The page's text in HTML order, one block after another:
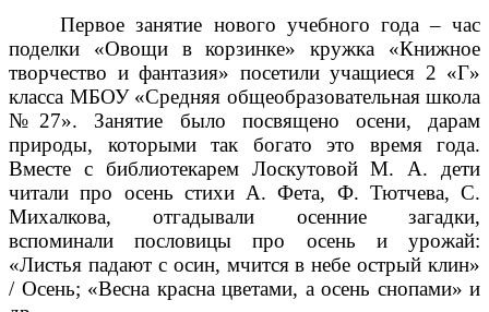
Первое занятие нового учебного года – час
поделки «Овощи в корзинке» кружка «Книжное
творчество и фантазия» посетили учащиеся 2 «Г»
класса МБОУ «Средняя общеобразовательная школа
№27». Занятие было посвящено осени, дарам
природы, которыми так богато это время года.
Вместе с библиотекарем Лоскутовой М. А. дети
читали про осень стихи А. Фета, Ф. Тютчева, С.
Михалкова, отгадывали осенние загадки,
вспоминали пословицы про осень и урожай:
«Листья падают с осин, мчится в небе острый клин»
/ Осень; «Весна красна цветами, а осень снопами» и